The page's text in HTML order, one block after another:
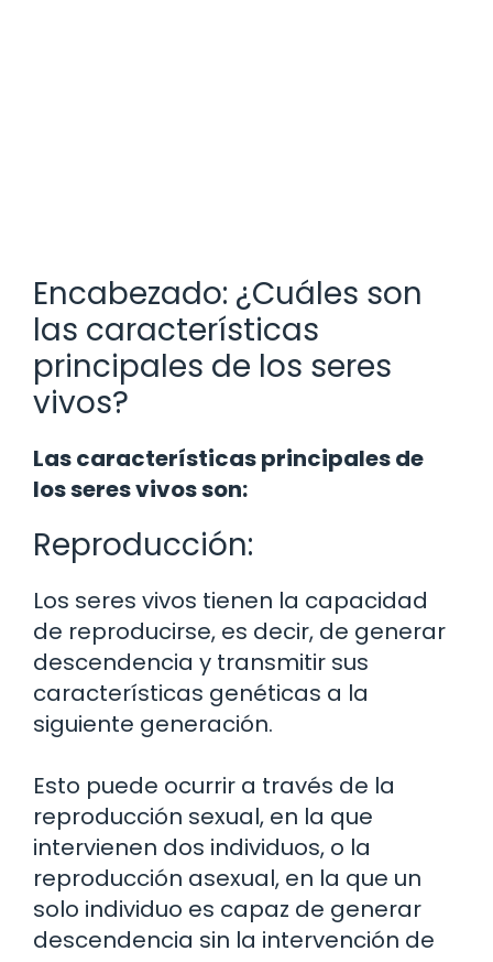
Encabezado: ¿Cuáles son
las características
principales de los seres
vivos?
Las características principales de
los seres vivos son:
Reproducción:
Los seres vivos tienen la capacidad
de reproducirse, es decir, de generar
descendencia y transmitir sus
características genéticas a la
siguiente generación.
Esto puede ocurrir a través de la
reproducción sexual, en la que
intervienen dos individuos, o la
reproducción asexual, en la que un
solo individuo es capaz de generar
descendencia sin la intervención de